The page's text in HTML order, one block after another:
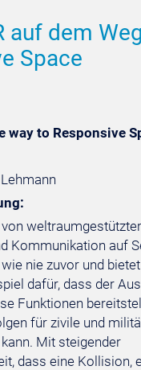
auf dem
Space
way to Responsive
von
Kommunikation auf
nie zuvor und
dafür, dass der
Funktionen
für zivile und
Mit steigender
dass eine Kollision,